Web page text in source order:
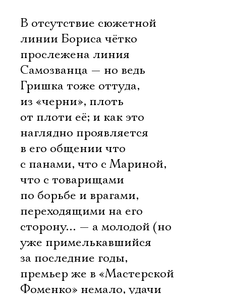
В отсутствие сюжетной
линии Бориса чётко
прослежена линия
Самозванца — но ведь
Гришка тоже оттуда,
из «черни», плоть
от плоти её; и как это
наглядно проявляется
в его общении что
с панами, что с Мариной,
что с товарищами
по борьбе и врагами,
переходящими на его
сторону… — а молодой (но
уже примелькавшийся
за последние годы,
премьер же в «Мастерской
Фоменко» немало, удачи